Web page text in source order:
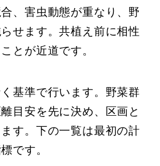
、害虫動態が重なり、野
せます。共植え前に相性
とが近道です。
基準で行います。野菜群
目安を先に決め、区画と
す。下の一覧は最初の計
です。